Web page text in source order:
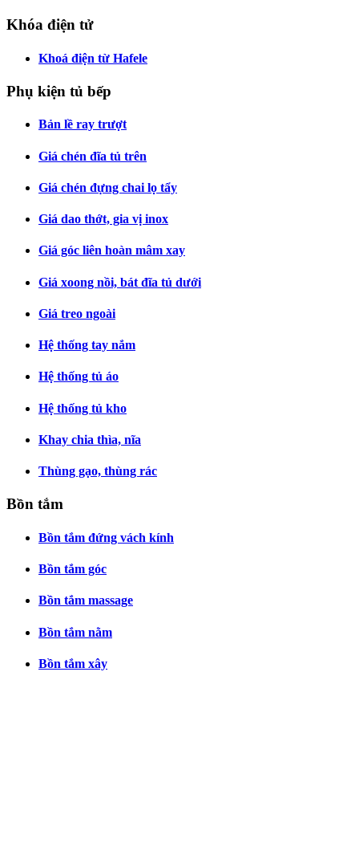
Khóa điện tử
Khoá điện từ Hafele
Phụ kiện tủ bếp
Bản lề ray trượt
Giá chén đĩa tủ trên
Giá chén đựng chai lọ tẩy
Giá dao thớt, gia vị inox
Giá góc liên hoàn mâm xay
Giá xoong nồi, bát đĩa tủ dưới
Giá treo ngoài
Hệ thống tay nắm
Hệ thống tủ áo
Hệ thống tủ kho
Khay chia thìa, nĩa
Thùng gạo, thùng rác
Bồn tắm
Bồn tắm đứng vách kính
Bồn tắm góc
Bồn tắm massage
Bồn tắm nằm
Bồn tắm xây